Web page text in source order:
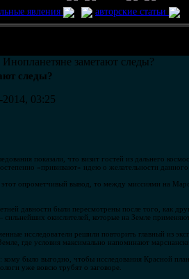
явления авторские статьи
Инопланетяне заметают следы?
следы?
03:25
показали, что визит гостей из дальнего
«прививают» идею о желательности данного
опрометчивый вывод, то между миссиями на
давности были пересмотрены после того, как
окислителей, которые на Земле
исследователи решили повторить главный из
где условия максимально напоминают
кому было выгодно, чтобы исследования Красной
уже вовсю трубят о заговоре.